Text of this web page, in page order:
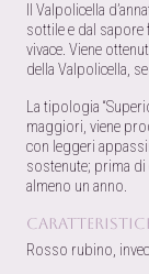
Il Valpolicella
sottile e dal
vivace. Viene
della Valpolicella,
La tipologia
maggiori, viene
con leggeri
sostenute; prima di
almeno un anno.
Rosso rubino,